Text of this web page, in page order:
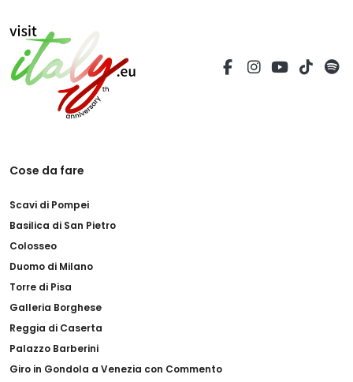
Cose da fare
Scavi di Pompei
Basilica di San Pietro
Colosseo
Duomo di Milano
Torre di Pisa
Galleria Borghese
Reggia di Caserta
Palazzo Barberini
Giro in Gondola a Venezia con Commento